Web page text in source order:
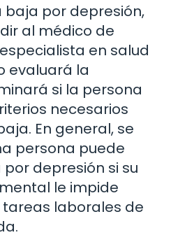
baja por depresión,
al médico de
en salud
evaluará la
si la persona
necesarios
En general, se
persona puede
depresión si su
le impide
laborales de